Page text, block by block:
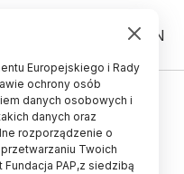
PL EN
związany z
w działaniu
Europejskiego i Rady
ochrony osób
danych osobowych i
danych oraz
rozporządzenie o
Twoich
PAP,z siedzibą